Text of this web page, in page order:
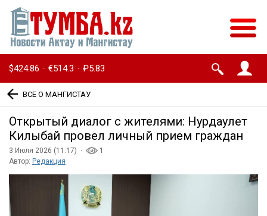
$424.86 · €514.3 · ₽5.83
ВСЕ О МАНГИСТАУ
Открытый диалог с жителями: Нурдаулет
Килыбай провел личный прием граждан
3 Июля 2026 (11:17) ·
1
Автор: Редакция